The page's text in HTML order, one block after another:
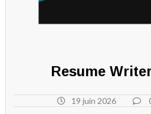
Resume
19 juin 2026